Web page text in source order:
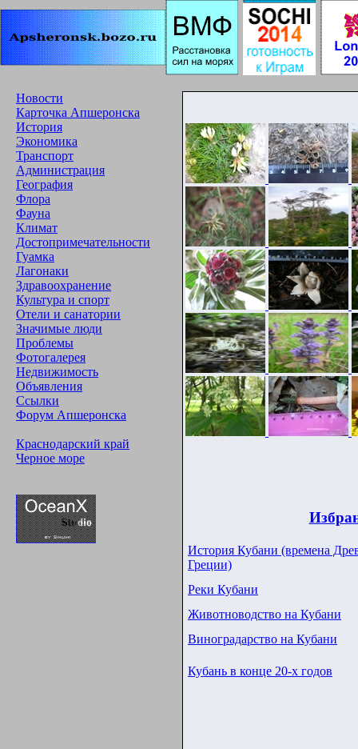
Новости
Карточка Апшеронска
История
Экономика
Транспорт
Администрация
География
Флора
Фауна
Климат
Достопримечательности
Гуамка
Лагонаки
Здравоохранение
Культура и спорт
Отели и санатории
Значимые люди
Проблемы
Фотогалерея
Недвижимость
Объявления
Ссылки
Форум Апшеронска
Краснодарский край
Черное море
История Кубани (времена
Греции)
Реки Кубани
Животноводство на Кубани
Виноградарство на Кубани
Кубань в конце 20-х годов